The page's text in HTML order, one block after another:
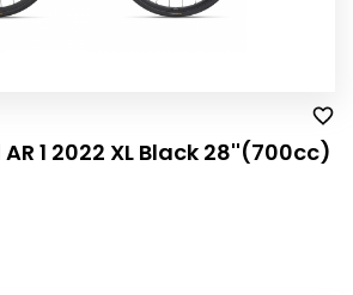
1 2022 XL Black 28''(700cc)